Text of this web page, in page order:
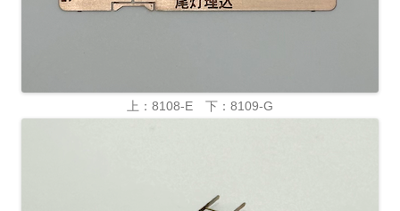
上：8108-E 下：8109-G